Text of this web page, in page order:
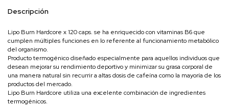
Descripción
Lipo Burn Hardcore x 120 caps. se ha enriquecido con vitaminas B6 que
cumplen múltiples funciones en lo referente al funcionamiento metabólico
del organismo.
Producto termogénico diseñado especialmente para aquellos individuos que
desean mejorar su rendimiento deportivo y minimizar su grasa corporal de
una manera natural sin recurrir a altas dosis de cafeína como la mayoría de los
productos del mercado.
Lipo Burn Hardcore utiliza una excelente combinación de ingredientes
termogénicos.